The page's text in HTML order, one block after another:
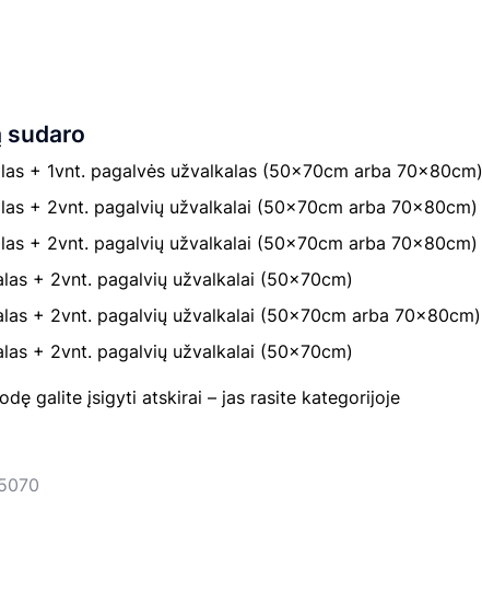
sudaro
+ 1vnt. pagalvės užvalkalas (50×70cm arba 70×80cm)
+ 2vnt. pagalvių užvalkalai (50×70cm arba 70×80cm)
+ 2vnt. pagalvių užvalkalai (50×70cm arba 70×80cm)
+ 2vnt. pagalvių užvalkalai (50×70cm)
+ 2vnt. pagalvių užvalkalai (50×70cm arba 70×80cm)
+ 2vnt. pagalvių užvalkalai (50×70cm)
galite įsigyti atskirai – jas rasite kategorijoje